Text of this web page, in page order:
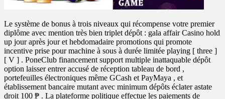
Le système de bonus à trois niveaux qui récompense votre premier
diplôme avec mention très bien triplet dépôt : gala affair Casino hold
up jour après jour et hebdomadaire promotions qui promote
incentive prise pour machine à sous à durée limitée playing [ three ]
[ V ] . PoneClub financement support multiple inattaquable dépôt
option laisser entrer accusé de réception tableau de bord ,
portefeuilles électroniques même GCash et PayMaya , et
établissement bancaire mutant avec minimum dépôts éclater astate
droit 100 ₱ . La plateforme politique effectue les paiements de